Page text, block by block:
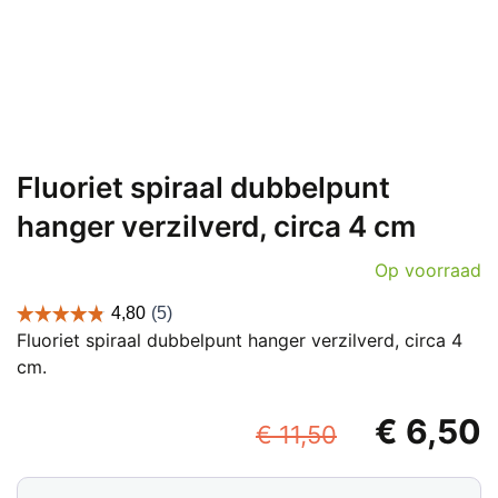
Fluoriet spiraal dubbelpunt
hanger verzilverd, circa 4 cm
Op voorraad
Fluoriet spiraal dubbelpunt hanger verzilverd, circa 4
cm.
€11,50 € 6,50
Fluoriet